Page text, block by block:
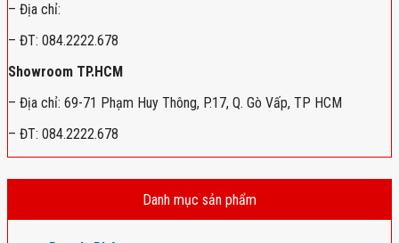
– Địa chỉ:
– ĐT: 084.2222.678
Showroom TP.HCM
– Địa chỉ: 69-71 Phạm Huy Thông, P.17, Q. Gò Vấp, TP HCM
– ĐT: 084.2222.678
Danh mục sản phẩm